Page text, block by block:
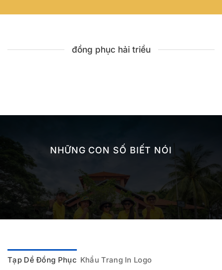
đồng phục hải triều
NHỮNG CON SỐ BIẾT NÓI
Tạp Dề Đồng Phục Khẩu Trang In Logo